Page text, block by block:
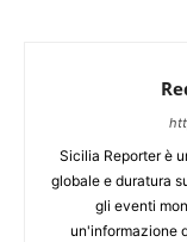
Sicilia Reporter è
globale e duratura
gli eventi
un'informazione